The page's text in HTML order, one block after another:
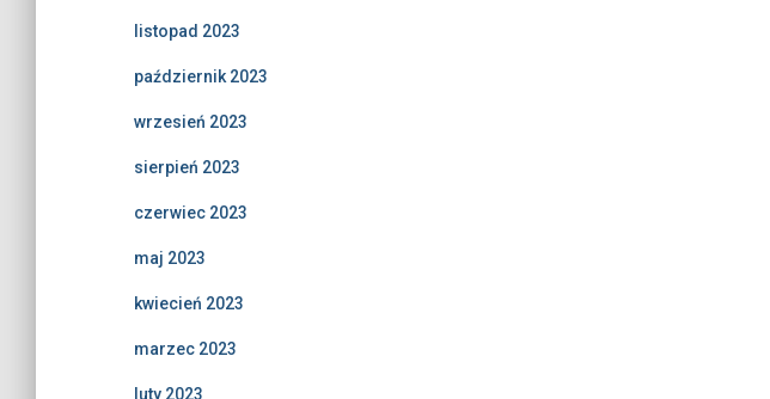
listopad 2023
październik 2023
wrzesień 2023
sierpień 2023
czerwiec 2023
maj 2023
kwiecień 2023
marzec 2023
luty 2023